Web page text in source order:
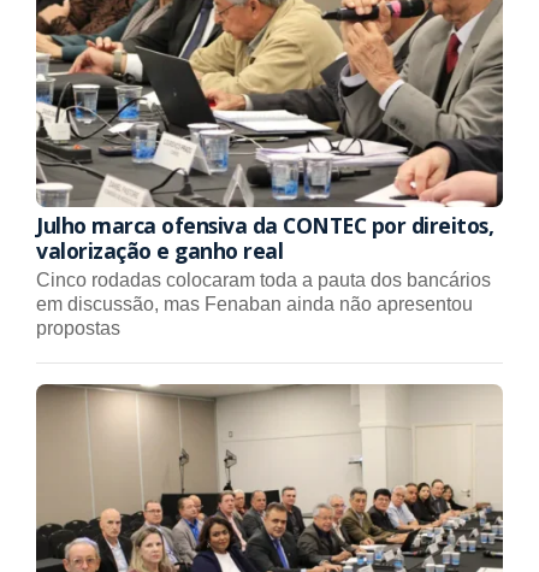
Julho marca ofensiva da CONTEC por direitos,
valorização e ganho real
Cinco rodadas colocaram toda a pauta dos bancários
em discussão, mas Fenaban ainda não apresentou
propostas